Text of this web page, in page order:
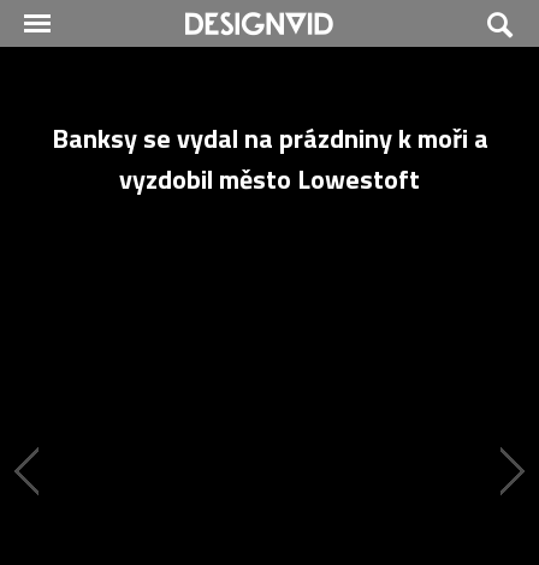
Banksy se vydal na prázdniny k moři a
vyzdobil město Lowestoft